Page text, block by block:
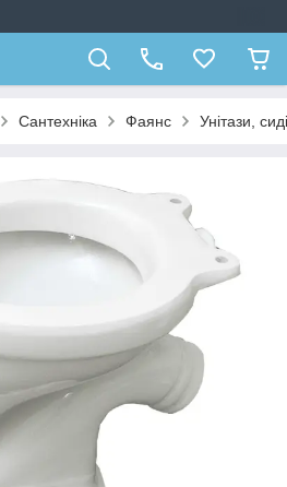
Сантехніка Фаянс Унітази,